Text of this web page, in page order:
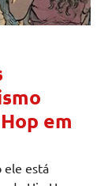
em
ele está